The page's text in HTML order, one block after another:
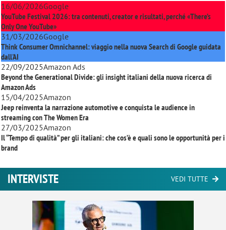
16/06/2026Google
YouTube Festival 2026: tra contenuti, creator e risultati, perché «There’s
Only One YouTube»
31/03/2026Google
Think Consumer Omnichannel: viaggio nella nuova Search di Google guidata
dall'AI
22/09/2025Amazon Ads
Beyond the Generational Divide: gli insight italiani della nuova ricerca di
Amazon Ads
15/04/2025Amazon
Jeep reinventa la narrazione automotive e conquista le audience in
streaming conThe Women Era
27/03/2025Amazon
Il “Tempo di qualità” per gli italiani: che cos’è e quali sono le opportunità per i
brand
INTERVISTE VEDI TUTTE